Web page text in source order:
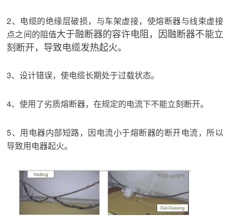
2、电缆的绝缘层破损，与车架虚接，使熔断器与线束虚接
点之间的阻值大于融断器的容许电阻，因融断器不能立
刻断开，导致电缆发热起火。
3、设计错误，使电缆长期处于过载状态。
4、使用了劣质熔断器，在规定的电流下不能立刻断开。
5、用电器内部短路，因电流小于熔断器的断开电流，所以
导致用电器起火。